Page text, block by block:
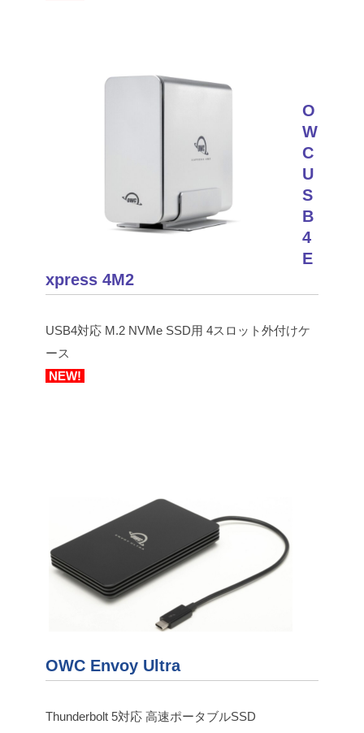
O
W
C
U
S
B
4
E
xpress 4M2
USB4対応 M.2 NVMe SSD用 4スロット外付けケ
ース
NEW!
OWC Envoy Ultra
Thunderbolt 5対応 高速ポータブルSSD